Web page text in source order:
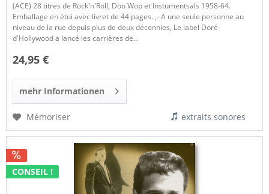
(ACE) 28 titres de Rock'n'Roll, Doo Wop et Instumentsals 1958-64.
Emballage en étui avec livret de 44 pages. ,- A une seule personne au
niveau de la rue depuis plus de deux décennies, Le label Doré
d'Hollywood a lancé les carrières de...
24,95 €
mehr Informationen
Mémoriser extraits sonores
CONSEIL !